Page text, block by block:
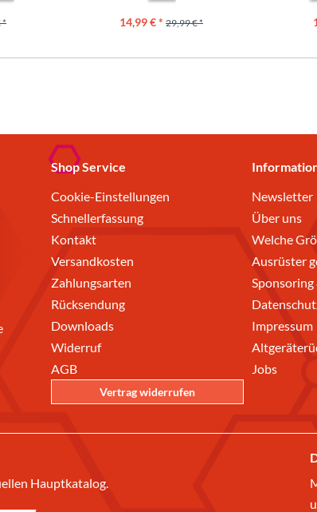
* 14,99 € * 29,99 € *
Shop Service
Cookie-Einstellungen
Schnellerfassung
Kontakt
Versandkosten
Zahlungsarten
Rücksendung
Downloads
Widerruf
AGB
Vertrag widerrufen
Newsletter
Über uns
Welche
Ausrüster
Impressum
Jobs
Hauptkatalog.